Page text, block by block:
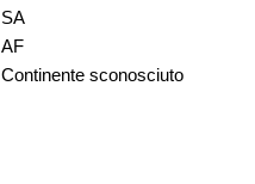
SA
AF
Continente sconosciuto